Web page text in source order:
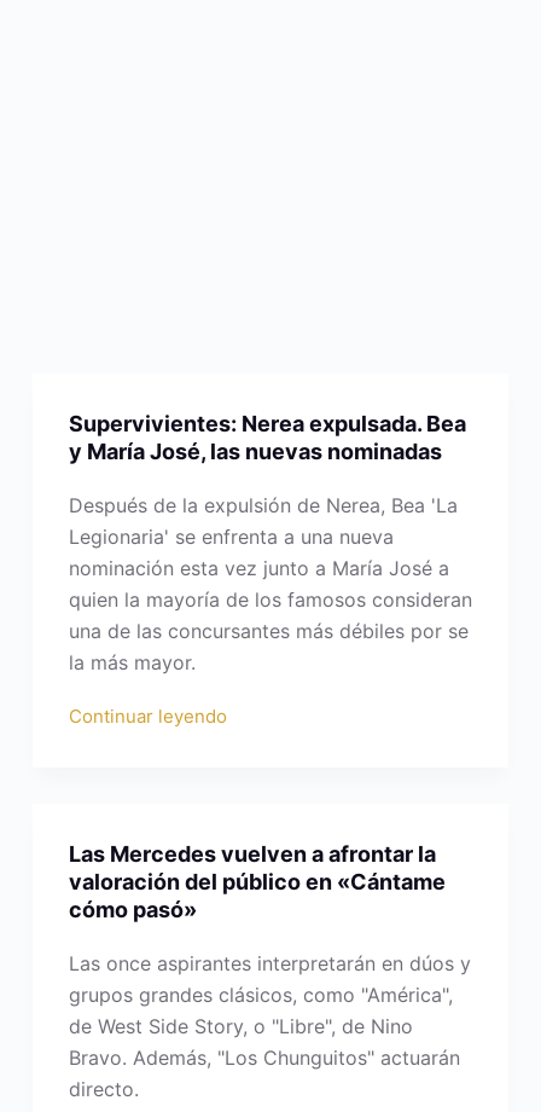
Supervivientes: Nerea expulsada. Bea
y María José, las nuevas nominadas
Después de la expulsión de Nerea, Bea 'La
Legionaria' se enfrenta a una nueva
nominación esta vez junto a María José a
quien la mayoría de los famosos consideran
una de las concursantes más débiles por se
la más mayor.
Continuar leyendo
Las Mercedes vuelven a afrontar la
valoración del público en «Cántame
cómo pasó»
Las once aspirantes interpretarán en dúos y
grupos grandes clásicos, como "América",
de West Side Story, o "Libre", de Nino
Bravo. Además, "Los Chunguitos" actuarán
directo.